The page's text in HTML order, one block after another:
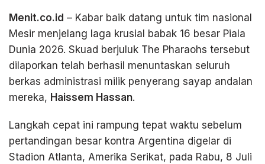
Menit.co.id – Kabar baik datang untuk tim nasional
Mesir menjelang laga krusial babak 16 besar Piala
Dunia 2026. Skuad berjuluk The Pharaohs tersebut
dilaporkan telah berhasil menuntaskan seluruh
berkas administrasi milik penyerang sayap andalan
mereka, Haissem Hassan.
Langkah cepat ini rampung tepat waktu sebelum
pertandingan besar kontra Argentina digelar di
Stadion Atlanta, Amerika Serikat, pada Rabu, 8 Juli